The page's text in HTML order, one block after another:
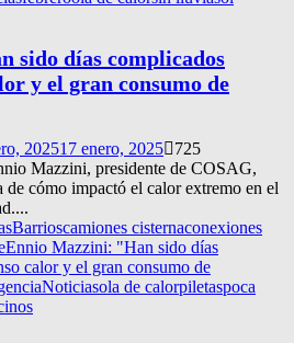
sido días complicados
y el gran consumo de
202517 enero, 2025
725
Mazzini, presidente de COSAG,
de cómo impactó el calor extremo en el
Barrioscamiones cisternaconexiones
Ennio Mazzini: "Han sido días
calor y el gran consumo de
Noticiasola de calorpiletaspoca